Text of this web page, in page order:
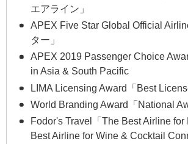
エアライン」
APEX Five Star Global Official
ター」
APEX 2019 Passenger Choice
in Asia & South Pacific
LIMA Licensing Award「Best
World Branding Award「National
Fodor's Travel「The Best Airline
Best Airline for Wine & Cocktail